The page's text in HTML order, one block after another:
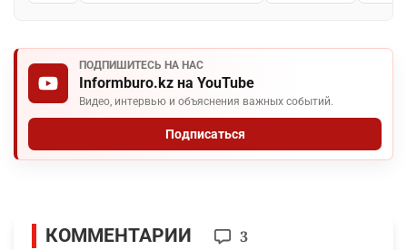
ПОДПИШИТЕСЬ НА НАС
Informburo.kz на YouTube
Видео, интервью и объяснения важных событий.
Подписаться
КОММЕНТАРИИ 3